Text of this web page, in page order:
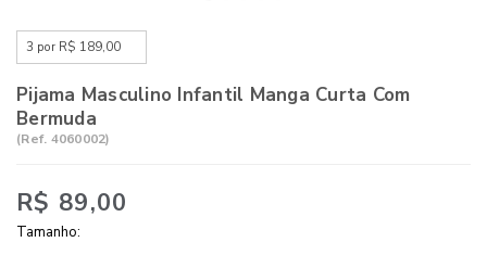
3 por R$ 189,00
Pijama Masculino Infantil Manga Curta Com
Bermuda
(Ref. 4060002)
R$ 89,00
Tamanho: